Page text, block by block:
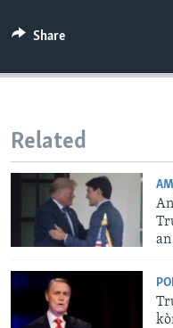
Share
Related